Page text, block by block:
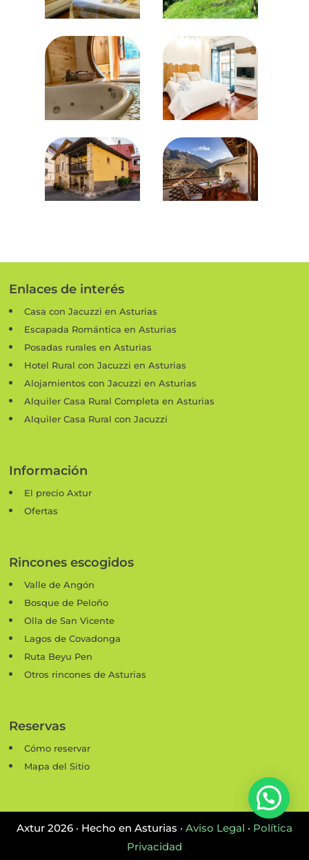
Enlaces de interés
Casa con Jacuzzi en Asturias
Escapada Romántica en Asturias
Posadas rurales en Asturias
Hotel Rural con Jacuzzi en Asturias
Alojamientos con Jacuzzi en Asturias
Alquiler Casa Rural Completa en Asturias
Alquiler Casa Rural con Jacuzzi
Información
El precio Axtur
Ofertas
Rincones escogidos
Valle de Angón
Bosque de Peloño
Olla de San Vicente
Lagos de Covadonga
Ruta Beyu Pen
Otros rincones de Asturias
Reservas
Cómo reservar
Mapa del Sitio
Axtur 2026 · Hecho en Asturias · Aviso Legal · Política
Privacidad